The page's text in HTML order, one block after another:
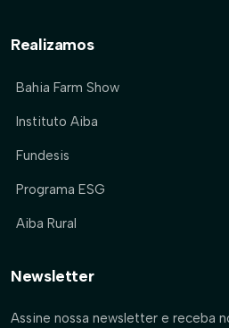
Realizamos
Bahia Farm Show
Instituto Aiba
Fundesis
Programa ESG
Aiba Rural
Newsletter
Assine nossa newsletter e receba